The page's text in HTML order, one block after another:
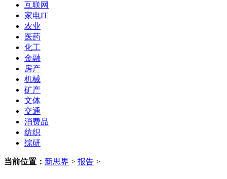
互联网
家电IT
农业
医药
化工
金融
房产
机械
矿产
文体
交通
消费品
纺织
综研
当前位置： 新思界 > 报告 >